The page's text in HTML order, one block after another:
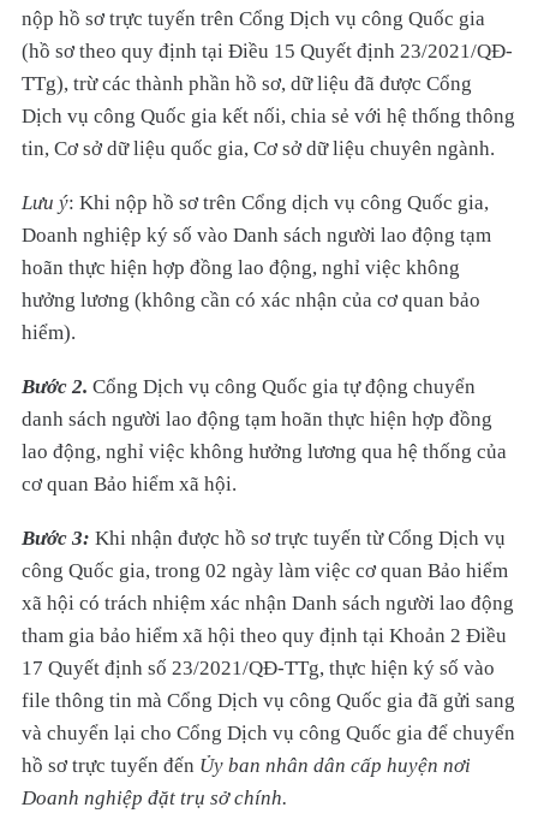
nộp hồ sơ trực tuyến trên Cổng Dịch vụ công Quốc gia
(hồ sơ theo quy định tại Điều 15 Quyết định 23/2021/QĐ-
TTg), trừ các thành phần hồ sơ, dữ liệu đã được Cổng
Dịch vụ công Quốc gia kết nối, chia sẻ với hệ thống thông
tin, Cơ sở dữ liệu quốc gia, Cơ sở dữ liệu chuyên ngành.
Lưu ý: Khi nộp hồ sơ trên Cổng dịch vụ công Quốc gia,
Doanh nghiệp ký số vào Danh sách người lao động tạm
hoãn thực hiện hợp đồng lao động, nghỉ việc không
hưởng lương (không cần có xác nhận của cơ quan bảo
hiểm).
Bước 2. Cổng Dịch vụ công Quốc gia tự động chuyển
danh sách người lao động tạm hoãn thực hiện hợp đồng
lao động, nghỉ việc không hưởng lương qua hệ thống của
cơ quan Bảo hiểm xã hội.
Bước 3: Khi nhận được hồ sơ trực tuyến từ Cổng Dịch vụ
công Quốc gia, trong 02 ngày làm việc cơ quan Bảo hiểm
xã hội có trách nhiệm xác nhận Danh sách người lao động
tham gia bảo hiểm xã hội theo quy định tại Khoản 2 Điều
17 Quyết định số 23/2021/QĐ-TTg, thực hiện ký số vào
file thông tin mà Cổng Dịch vụ công Quốc gia đã gửi sang
và chuyển lại cho Cổng Dịch vụ công Quốc gia để chuyển
hồ sơ trực tuyến đến Ủy ban nhân dân cấp huyện nơi
Doanh nghiệp đặt trụ sở chính.